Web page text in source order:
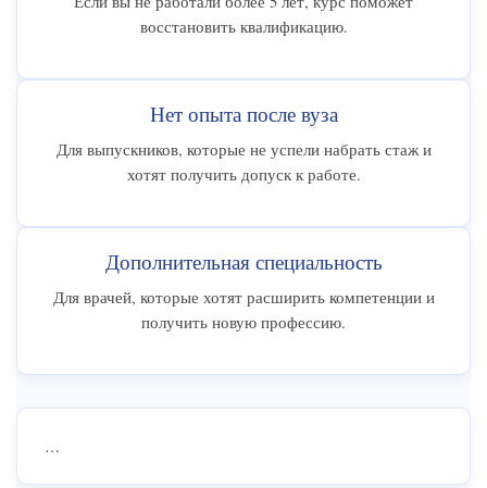
восстановить квалификацию.
Нет опыта после вуза
Для выпускников, которые не успели набрать стаж и
хотят получить допуск к работе.
Дополнительная специальность
Для врачей, которые хотят расширить компетенции и
получить новую профессию.
…